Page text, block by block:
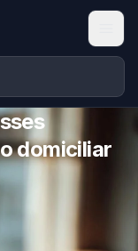
domiciliar